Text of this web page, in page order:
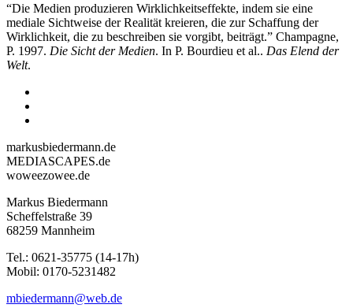
“Die Medien produzieren Wirklichkeitseffekte, indem sie eine
mediale Sichtweise der Realität kreieren, die zur Schaffung der
Wirklichkeit, die zu beschreiben sie vorgibt, beiträgt.” Champagne,
P. 1997. Die Sicht der Medien. In P. Bourdieu et al.. Das Elend der
Welt.
markusbiedermann.de
MEDIASCAPES.de
woweezowee.de
Markus Biedermann
Scheffelstraße 39
68259 Mannheim
Tel.: 0621-35775 (14-17h)
Mobil: 0170-5231482
mbiedermann@web.de